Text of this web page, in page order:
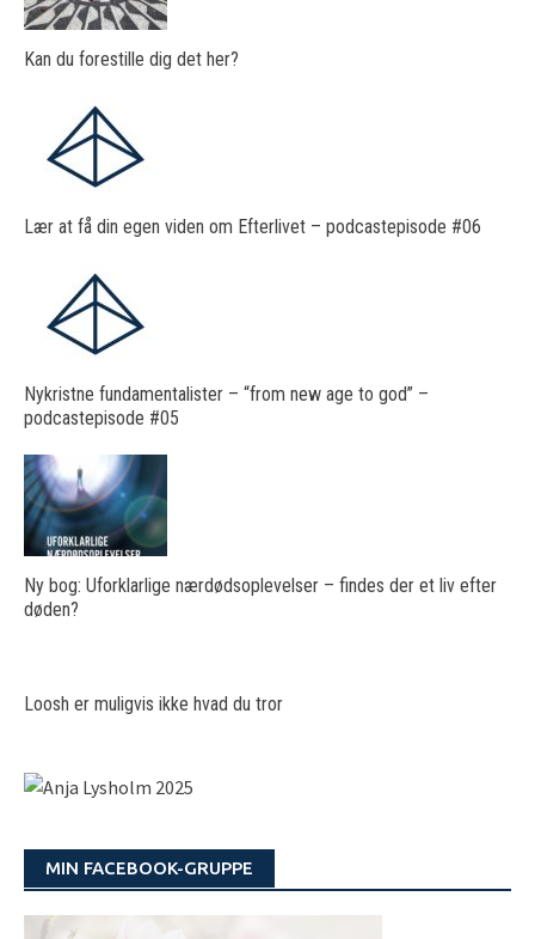
Kan du forestille dig det her?
Lær at få din egen viden om Efterlivet – podcastepisode #06
Nykristne fundamentalister – “from new age to god” –
podcastepisode #05
Ny bog: Uforklarlige nærdødsoplevelser – findes der et liv efter
døden?
Loosh er muligvis ikke hvad du tror
MIN FACEBOOK-GRUPPE